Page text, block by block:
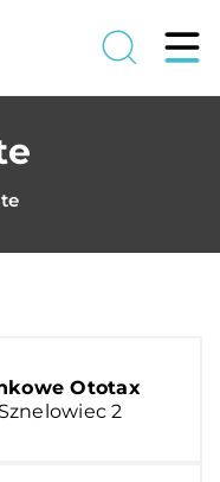
Ototax
2